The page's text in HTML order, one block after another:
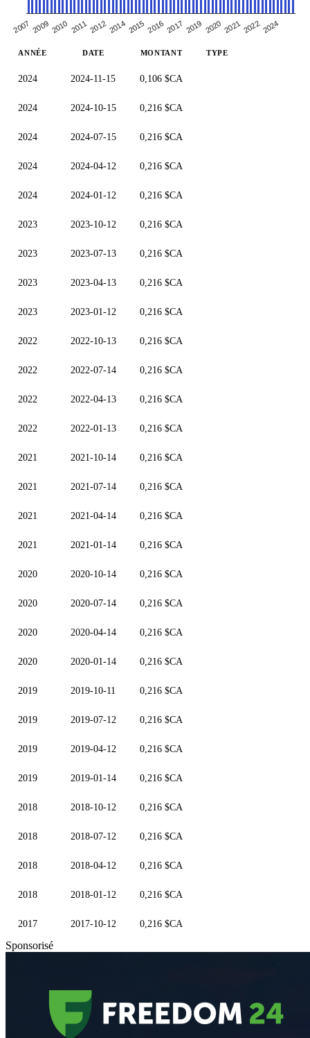
2007 2009 2010 201120122014 2015 2016 2017 2019 2020 202120222024
ANNÉE DATE MONTANT TYPE
2024 2024-11-15 0,106 $CA
2024 2024-10-15 0,216 $CA
2024 2024-07-15 0,216 $CA
2024 2024-04-12 0,216 $CA
2024 2024-01-12 0,216 $CA
2023 2023-10-12 0,216 $CA
2023 2023-07-13 0,216 $CA
2023 2023-04-13 0,216 $CA
2023 2023-01-12 0,216 $CA
2022 2022-10-13 0,216 $CA
2022 2022-07-14 0,216 $CA
2022 2022-04-13 0,216 $CA
2022 2022-01-13 0,216 $CA
2021 2021-10-14 0,216 $CA
2021 2021-07-14 0,216 $CA
2021 2021-04-14 0,216 $CA
2021 2021-01-14 0,216 $CA
2020 2020-10-14 0,216 $CA
2020 2020-07-14 0,216 $CA
2020 2020-04-14 0,216 $CA
2020 2020-01-14 0,216 $CA
2019 2019-10-11 0,216 $CA
2019 2019-07-12 0,216 $CA
2019 2019-04-12 0,216 $CA
2019 2019-01-14 0,216 $CA
2018 2018-10-12 0,216 $CA
2018 2018-07-12 0,216 $CA
2018 2018-04-12 0,216 $CA
2018 2018-01-12 0,216 $CA
2017 2017-10-12 0,216 $CA
Sponsorisé